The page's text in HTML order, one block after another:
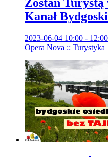
Kanał Bydgoski
2023-06-04 10:00 - 12:00
Opera Nova :: Turystyka